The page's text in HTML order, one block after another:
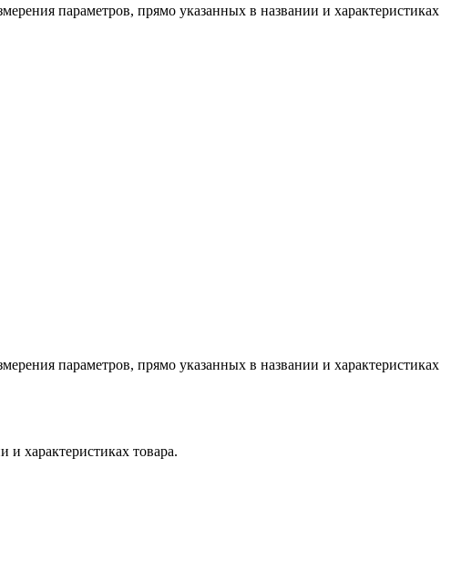
параметров, прямо указанных в названии и характеристиках
параметров, прямо указанных в названии и характеристиках
и характеристиках товара.